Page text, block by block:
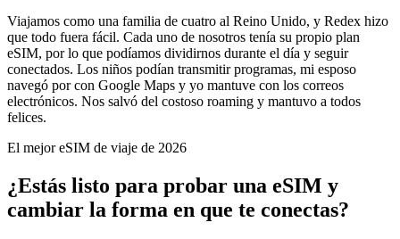
Viajamos como una familia de cuatro al Reino Unido, y Redex hizo
que todo fuera fácil. Cada uno de nosotros tenía su propio plan
eSIM, por lo que podíamos dividirnos durante el día y seguir
conectados. Los niños podían transmitir programas, mi esposo
navegó por con Google Maps y yo mantuve con los correos
electrónicos. Nos salvó del costoso roaming y mantuvo a todos
felices.
El mejor eSIM de viaje de 2026
¿Estás listo para probar una eSIM y
cambiar la forma en que te conectas?